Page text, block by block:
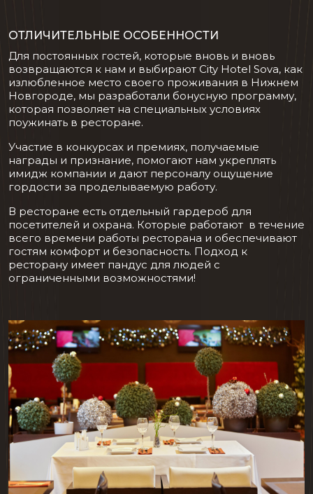
ОТЛИЧИТЕЛЬНЫЕ ОСОБЕННОСТИ
Для постоянных гостей, которые вновь и вновь
возвращаются к нам и выбирают City Hotel Sova, как
излюбленное место своего проживания в Нижнем
Новгороде, мы разработали бонусную программу,
которая позволяет на специальных условиях
поужинать в ресторане.
Участие в конкурсах и премиях, получаемые
награды и признание, помогают нам укреплять
имидж компании и дают персоналу ощущение
гордости за проделываемую работу.
В ресторане есть отдельный гардероб для
посетителей и охрана. Которые работают в течение
всего времени работы ресторана и обеспечивают
гостям комфорт и безопасность. Подход к
ресторану имеет пандус для людей с
ограниченными возможностями!